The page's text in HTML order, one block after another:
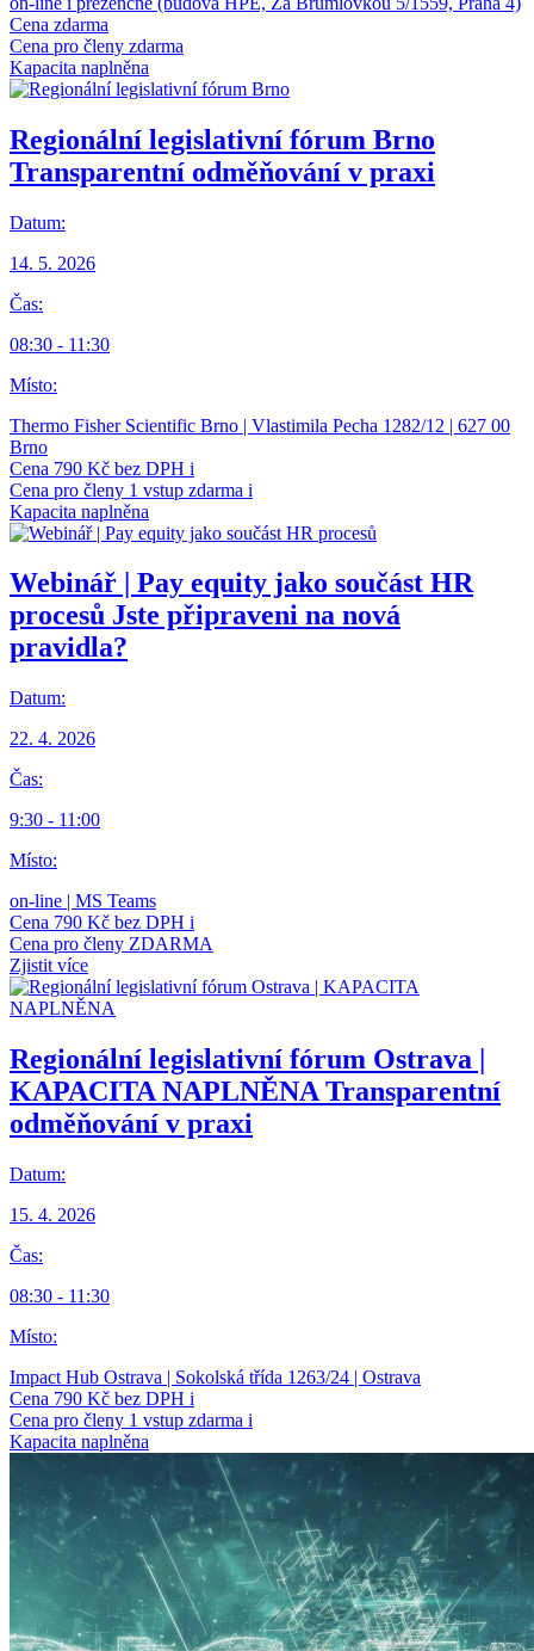
Cena zdarma
Cena pro členy zdarma
Kapacita naplněna
Regionální legislativní fórum Brno
Transparentní odměňování v praxi
Datum:
14. 5. 2026
Čas:
08:30 - 11:30
Místo:
Thermo Fisher Scientific Brno | Vlastimila Pecha 1282/12 | 627 00
Brno
Cena 790 Kč bez DPH i
Cena pro členy 1 vstup zdarma i
Kapacita naplněna
Webinář | Pay equity jako součást HR
procesů Jste připraveni na nová
pravidla?
Datum:
22. 4. 2026
Čas:
9:30 - 11:00
Místo:
on-line | MS Teams
Cena 790 Kč bez DPH i
Cena pro členy ZDARMA
Zjistit více
Regionální legislativní fórum Ostrava |
KAPACITA NAPLNĚNA Transparentní
odměňování v praxi
Datum:
15. 4. 2026
Čas:
08:30 - 11:30
Místo:
Impact Hub Ostrava | Sokolská třída 1263/24 | Ostrava
Cena 790 Kč bez DPH i
Cena pro členy 1 vstup zdarma i
Kapacita naplněna